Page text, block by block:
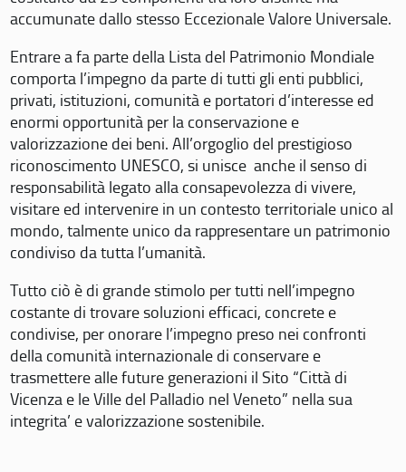
accumunate dallo stesso Eccezionale Valore Universale.
Entrare a fa parte della Lista del Patrimonio Mondiale
comporta l’impegno da parte di tutti gli enti pubblici,
privati, istituzioni, comunità e portatori d’interesse ed
enormi opportunità per la conservazione e
valorizzazione dei beni. All’orgoglio del prestigioso
riconoscimento UNESCO, si unisce anche il senso di
responsabilità legato alla consapevolezza di vivere,
visitare ed intervenire in un contesto territoriale unico al
mondo, talmente unico da rappresentare un patrimonio
condiviso da tutta l’umanità.
Tutto ciò è di grande stimolo per tutti nell’impegno
costante di trovare soluzioni efficaci, concrete e
condivise, per onorare l’impegno preso nei confronti
della comunità internazionale di conservare e
trasmettere alle future generazioni il Sito “Città di
Vicenza e le Ville del Palladio nel Veneto” nella sua
integrita’ e valorizzazione sostenibile.